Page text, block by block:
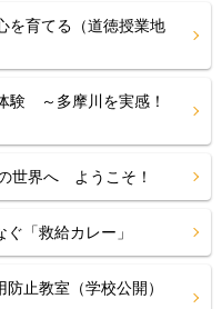
育てる（道徳授業地
験 ～多摩川を実感！
世界へ ようこそ！
「救給カレー」
止教室（学校公開）